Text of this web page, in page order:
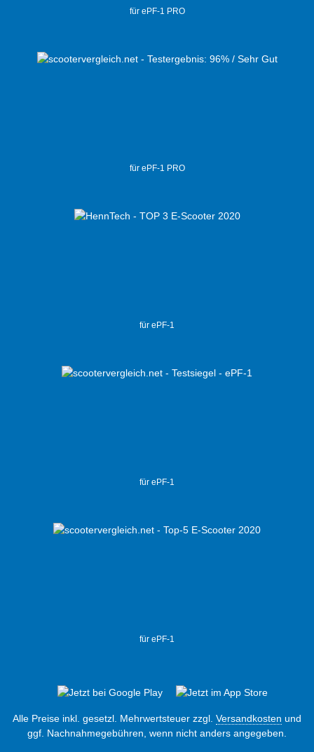
für ePF-1 PRO
für ePF-1 PRO
für ePF-1
für ePF-1
für ePF-1
Alle Preise inkl. gesetzl. Mehrwertsteuer zzgl. Versandkosten und
ggf. Nachnahmegebühren, wenn nicht anders angegeben.